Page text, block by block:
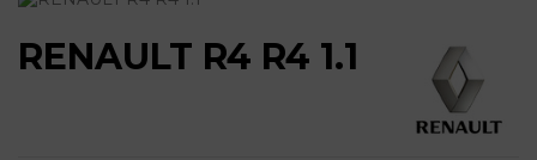
RENAULT R4 R4 1.1